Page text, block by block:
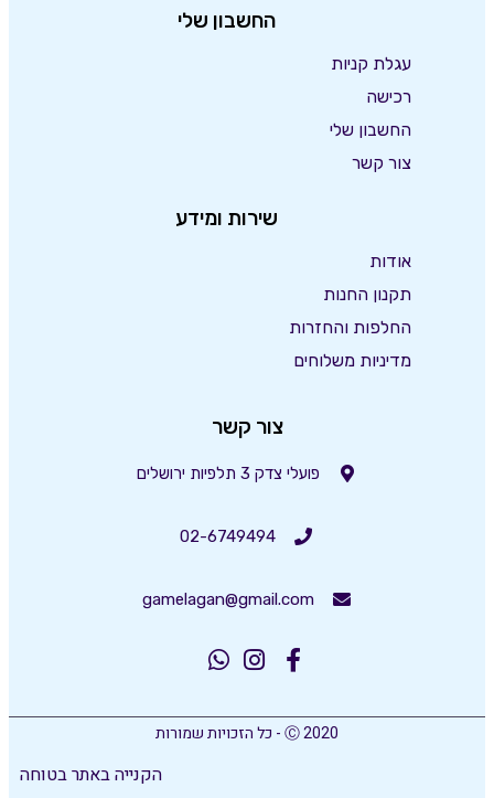
החשבון שלי
עגלת קניות
רכישה
החשבון שלי
צור קשר
שירות ומידע
אודות
תקנון החנות
החלפות והחזרות
מדיניות משלוחים
צור קשר
פועלי צדק 3 תלפיות ירושלים
02-6749494
gamelagan@gmail.com
Ⓒ 2020 - כל הזכויות שמורות
הקנייה באתר בטוחה